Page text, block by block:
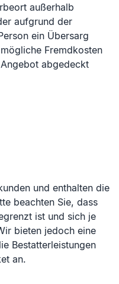
außerhalb
aufgrund der
ein Übersarg
Fremdkosten
abgedeckt
und enthalten die
beachten Sie, dass
ist und sich je
bieten jedoch eine
Bestatterleistungen
an.